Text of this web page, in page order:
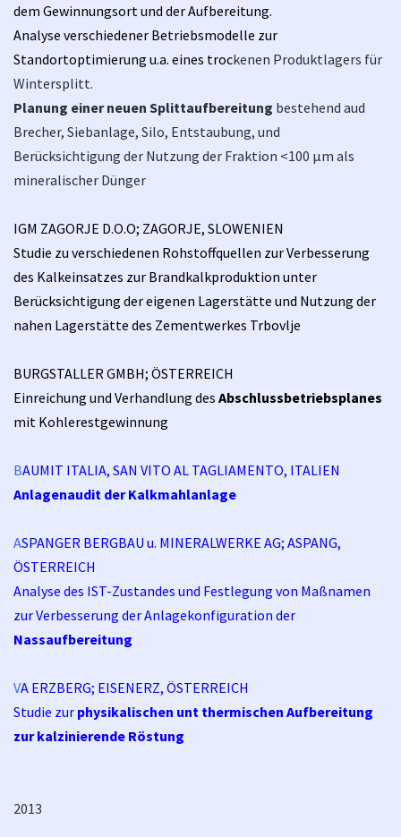
dem Gewinnungsort und der Aufbereitung.
Analyse verschiedener Betriebsmodelle zur
Standortoptimierung u.a. eines trockenen Produktlagers für
Wintersplitt.
Planung einer neuen Splittaufbereitung bestehend aud
Brecher, Siebanlage, Silo, Entstaubung, und
Berücksichtigung der Nutzung der Fraktion <100 µm als
mineralischer Dünger
IGM ZAGORJE D.O.O; ZAGORJE, SLOWENIEN
Studie zu verschiedenen Rohstoffquellen zur Verbesserung
des Kalkeinsatzes zur Brandkalkproduktion unter
Berücksichtigung der eigenen Lagerstätte und Nutzung der
nahen Lagerstätte des Zementwerkes Trbovlje
BURGSTALLER GMBH; ÖSTERREICH
Einreichung und Verhandlung des Abschlussbetriebsplanes
mit Kohlerestgewinnung
BAUMIT ITALIA, SAN VITO AL TAGLIAMENTO, ITALIEN
Anlagenaudit der Kalkmahlanlage
ASPANGER BERGBAU u. MINERALWERKE AG; ASPANG,
ÖSTERREICH
Analyse des IST-Zustandes und Festlegung von Maßnamen
zur Verbesserung der Anlagekonfiguration der
Nassaufbereitung
VA ERZBERG; EISENERZ, ÖSTERREICH
Studie zur physikalischen unt thermischen Aufbereitung
zur kalzinierende Röstung
2013